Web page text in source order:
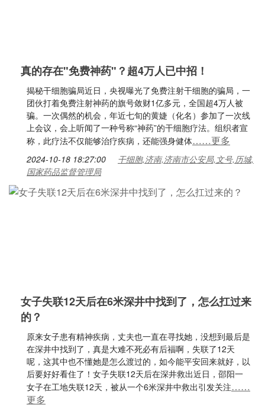
真的存在"免费神药"？超4万人已中招！
揭秘干细胞骗局近日，央视曝光了免费注射干细胞的骗局，一
团伙打着免费注射神药的旗号敛财1亿多元，全国超4万人被
骗。一次偶然的机会，年近七旬的黄婕（化名）参加了一次线
上会议，会上听闻了一种号称“神药”的干细胞疗法。组织者宣
称，此疗法不仅能够治疗疾病，还能强身健体……更多
2024-10-18 18:27:00
干细胞,济南,济南市公安局,文号,历城,
国家药品监督管理局
女子失联12天后在6米深井中找到了，怎么扛过来
的？
原来女子患有精神疾病，丈夫也一直在寻找她，没想到最后是
在深井中找到了，真是大难不死必有后福啊，失联了12天
呢，这其中也不懂她是怎么渡过的，如今能平安回来就好，以
后要好好看住了！女子失联12天后在深井救出近日，邵阳一
女子在工地失联12天，被从一个6米深井中救出引发关注……
更多